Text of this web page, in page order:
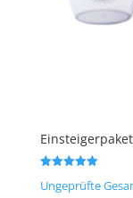
5.00
Ungeprüfte